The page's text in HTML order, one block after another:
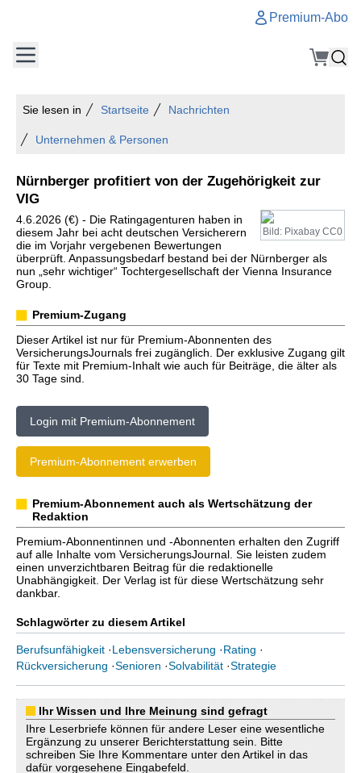
Premium-Abo
Sie lesen in Startseite Nachrichten
Unternehmen & Personen
Nürnberger profitiert von der Zugehörigkeit zur
VIG
Bild: Pixabay CC0
4.6.2026 (€) - Die Ratingagenturen haben in
diesem Jahr bei acht deutschen Versicherern
die im Vorjahr vergebenen Bewertungen
überprüft. Anpassungsbedarf bestand bei der Nürnberger als
nun „sehr wichtiger“ Tochtergesellschaft der Vienna Insurance
Group.
Premium-Zugang
Dieser Artikel ist nur für Premium-Abonnenten des
VersicherungsJournals frei zugänglich. Der exklusive Zugang gilt
für Texte mit Premium-Inhalt wie auch für Beiträge, die älter als
30 Tage sind.
Login mit Premium-Abonnement
Premium-Abonnement erwerben
Premium-Abonnement auch als Wertschätzung der
Redaktion
Premium-Abonnentinnen und -Abonnenten erhalten den Zugriff
auf alle Inhalte vom VersicherungsJournal. Sie leisten zudem
einen unverzichtbaren Beitrag für die redaktionelle
Unabhängigkeit. Der Verlag ist für diese Wertschätzung sehr
dankbar.
Schlagwörter zu diesem Artikel
Berufsunfähigkeit ·Lebensversicherung ·Rating ·
Rückversicherung ·Senioren ·Solvabilität ·Strategie
Ihr Wissen und Ihre Meinung sind gefragt
Ihre Leserbriefe können für andere Leser eine wesentliche
Ergänzung zu unserer Berichterstattung sein. Bitte
schreiben Sie Ihre Kommentare unter den Artikel in das
dafür vorgesehene Eingabefeld.